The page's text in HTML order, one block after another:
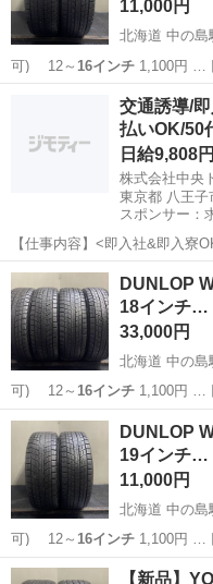
11,000円
北海道 中の島
可) 12～ 16インチ1,100円
15～16インチ10,560円
まで 1,10...
札幌市 中の島駅
交通誘導/
払いOK/50
日給9,808
株式会社中央
東京都 八王子
スポンサー：
【仕事内容】<即入社&即入寮
待遇充実!寮費2ヶ月無料×祝金
ゼロでスタート/ ・2ヶ月寮費
・プライベ...
アルバイト・パート
DUNLOP
18インチ…
33,000円
北海道 中の島
可) 12～ 16インチ1,100円
15～16インチ10,560円
替16インチ まで 1,10...
北海道 札幌市
DUNLOP
19インチ…
11,000円
北海道 中の島
可) 12～ 16インチ1,100円
15～16インチ10,560円
北海道 札幌市 中の島駅
【新品】